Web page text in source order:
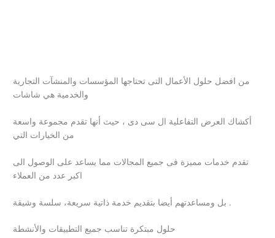
من افضل حلول الأعمال التى تحتاجها المؤسسات والمنشآت التجارية
والخدمية هي شاشات
أكشاك العرض التفاعلية ال سى دى ، حيث أنها تقدم مجموعة واسعة
من الخيارات التي
تقدم خدمات مميزة فى جميع المجالات مما يساعد على الوصول الى
اكبر عدد من العملاء
بل ومساعدتهم أيضا بتقديم خدمة ذاتية سريعة، سلسة وشيقة .
حلول مبتكرة تناسب جميع التطبيقات والأنشطة